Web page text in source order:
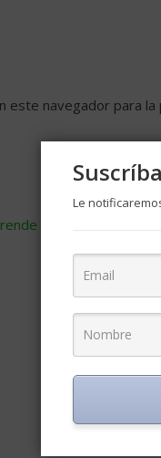
este navegador para
cómo se procesan
Le